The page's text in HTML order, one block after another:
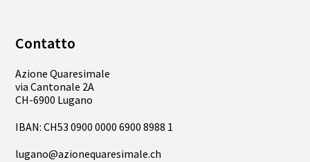
Contatto
Azione Quaresimale
via Cantonale 2A
CH-6900 Lugano
IBAN: CH53 0900 0000 6900 8988 1
lugano@azionequaresimale.ch